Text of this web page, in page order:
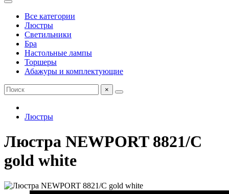
Все категории
Люстры
Светильники
Бра
Настольные лампы
Торшеры
Абажуры и комплектующие
×
Люстры
Люстра NEWPORT 8821/C
gold white